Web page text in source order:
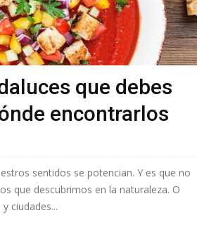
que debes
encontrarlos
sentidos se potencian. Y es que no
que descubrimos en la naturaleza. O
ciudades...